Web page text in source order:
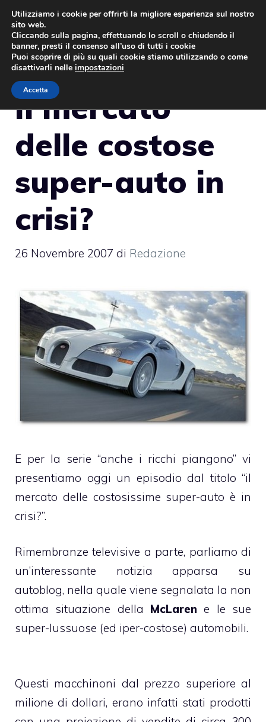
Vai
contenuto
Il mercato
delle costose
super-auto in
crisi?
26 Novembre 2007 di Redazione
E per la serie “anche i ricchi piangono” vi
presentiamo oggi un episodio dal titolo “il
mercato delle costosissime super-auto è in
crisi?”.
Rimembranze televisive a parte, parliamo di
un’interessante notizia apparsa su
autoblog, nella quale viene segnalata la non
ottima situazione della McLaren e le sue
super-lussuose (ed iper-costose) automobili.
Questi macchinoni dal prezzo superiore al
milione di dollari, erano infatti stati prodotti
Utilizziamo i cookie per offrirti la migliore esperienza sul nostro
sito web.
Cliccando sulla pagina, effettuando lo scroll o chiudendo il
banner, presti il consenso all’uso di tutti i cookie
Puoi scoprire di più su quali cookie stiamo utilizzando o come
disattivarli nelle impostazioni
Accetta